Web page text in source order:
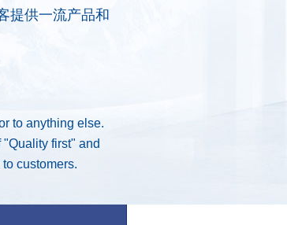
提供一流产品和
to anything else.
first" and
customers.